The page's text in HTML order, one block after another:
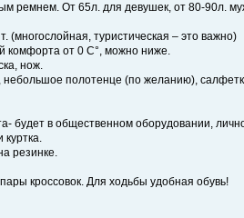
ремнем. От 65л. для девушек, от 80-90л.
(многослойная, туристическая – это важно)
комфорта от 0 C°, можно ниже.
нож.
небольшое полотенце (по желанию),
будет в общественном оборудовании,
резинке.
кроссовок. Для ходьбы удобная обувь!